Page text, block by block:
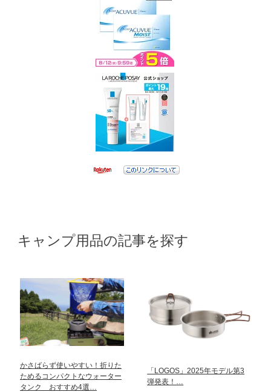
キャンプ用品の記事を探す
かさばらず使いやすい！折りた
ためるコンパクトなウォーター
タンク おすすめ4選…
「LOGOS」2025年モデル第3
弾発表！…